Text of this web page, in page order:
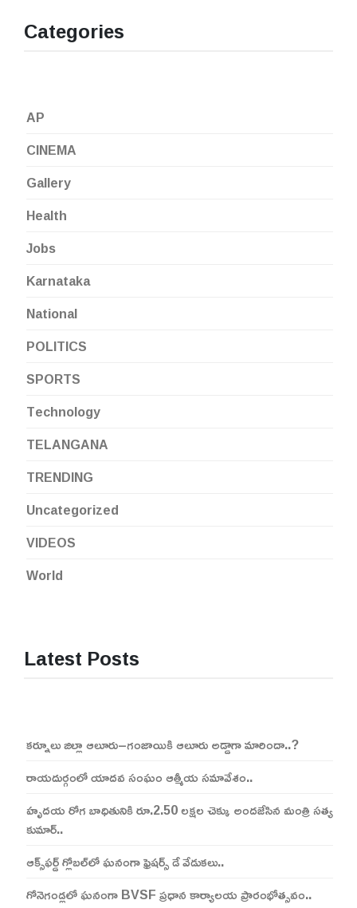
Categories
AP
CINEMA
Gallery
Health
Jobs
Karnataka
National
POLITICS
SPORTS
Technology
TELANGANA
TRENDING
Uncategorized
VIDEOS
World
Latest Posts
కర్నూలు జిల్లా ఆలూరు–గంజాయికి ఆలూరు అడ్డాగా మారిందా..?
రాయదుర్గంలో యాదవ సంఘం ఆత్మీయ సమావేశం..
హృదయ రోగ బాధితునికి రూ.2.50 లక్షల చెక్కు అందజేసిన మంత్రి సత్య
కుమార్..
ఆక్స్‌ఫర్డ్ గ్లోబల్‌లో ఘనంగా ఫ్రెషర్స్ డే వేడుకలు..
గోనెగండ్లలో ఘనంగా BVSF ప్రధాన కార్యాలయ ప్రారంభోత్సవం..